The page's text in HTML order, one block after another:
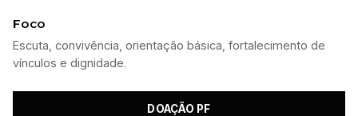
Foco
Escuta, convivência, orientação básica, fortalecimento de
vínculos e dignidade.
DOAÇÃO PF